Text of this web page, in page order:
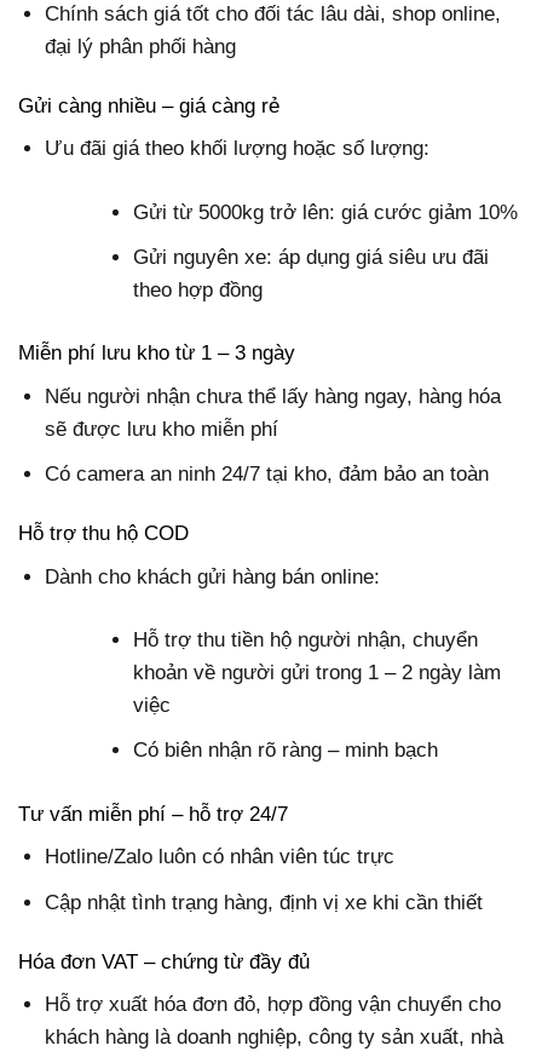
Chính sách giá tốt cho đối tác lâu dài, shop online,
đại lý phân phối hàng
Gửi càng nhiều – giá càng rẻ
Ưu đãi giá theo khối lượng hoặc số lượng:
Gửi từ 5000kg trở lên: giá cước giảm 10%
Gửi nguyên xe: áp dụng giá siêu ưu đãi
theo hợp đồng
Miễn phí lưu kho từ 1 – 3 ngày
Nếu người nhận chưa thể lấy hàng ngay, hàng hóa
sẽ được lưu kho miễn phí
Có camera an ninh 24/7 tại kho, đảm bảo an toàn
Hỗ trợ thu hộ COD
Dành cho khách gửi hàng bán online:
Hỗ trợ thu tiền hộ người nhận, chuyển
khoản về người gửi trong 1 – 2 ngày làm
việc
Có biên nhận rõ ràng – minh bạch
Tư vấn miễn phí – hỗ trợ 24/7
Hotline/Zalo luôn có nhân viên túc trực
Cập nhật tình trạng hàng, định vị xe khi cần thiết
Hóa đơn VAT – chứng từ đầy đủ
Hỗ trợ xuất hóa đơn đỏ, hợp đồng vận chuyển cho
khách hàng là doanh nghiệp, công ty sản xuất, nhà